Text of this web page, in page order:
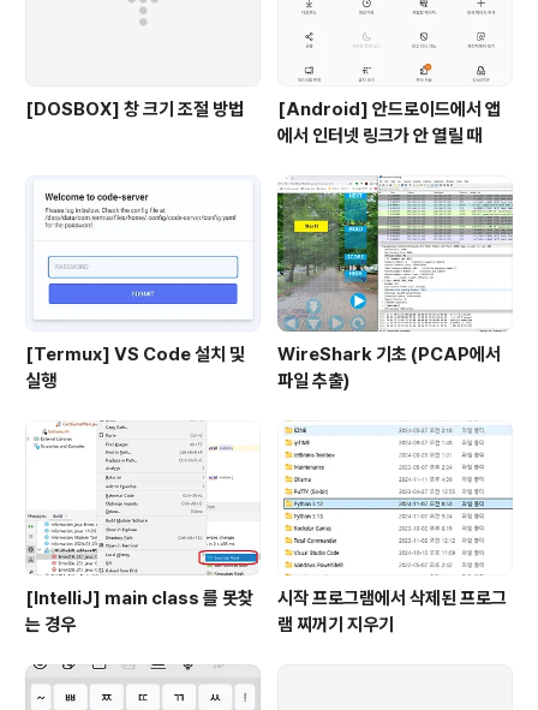
[DOSBOX] 창 크기 조절 방법
[Android] 안드로이드에서 앱
에서 인터넷 링크가 안 열릴 때
[Termux] VS Code 설치 및
실행
WireShark 기초 (PCAP에서
파일 추출)
[IntelliJ] main class 를 못찾
는 경우
시작 프로그램에서 삭제된 프로그
램 찌꺼기 지우기